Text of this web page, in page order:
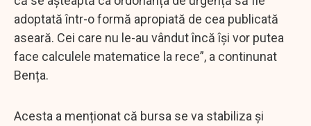
adoptată într-o formă apropiată de cea publicată
aseară. Cei care nu le-au vândut încă își vor putea
face calculele matematice la rece”, a continunat
Bența.
Acesta a menționat că bursa se va stabiliza și